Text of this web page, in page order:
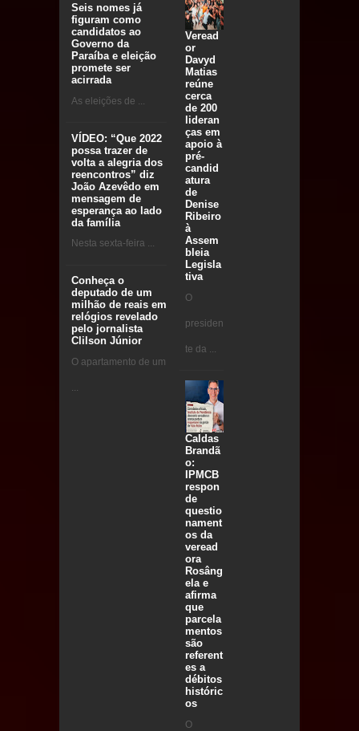
Seis nomes já
figuram como
candidatos ao
Governo da
Paraíba e eleição
promete ser
acirrada
As eleições de ...
VÍDEO: “Que 2022
possa trazer de
volta a alegria dos
reencontros” diz
João Azevêdo em
mensagem de
esperança ao lado
da família
Nesta sexta-feira ...
Conheça o
deputado de um
milhão de reais em
relógios revelado
pelo jornalista
Clilson Júnior
O apartamento de um
...
Veread
or
Davyd
Matias
reúne
cerca
de 200
lideran
ças em
apoio à
pré-
candid
atura
de
Denise
Ribeiro
à
Assem
bleia
Legisla
tiva
O
presiden
te da ...
Caldas
Brandã
o:
IPMCB
respon
de
questio
nament
os da
veread
ora
Rosâng
ela e
afirma
que
parcela
mentos
são
referent
es a
débitos
históric
os
O